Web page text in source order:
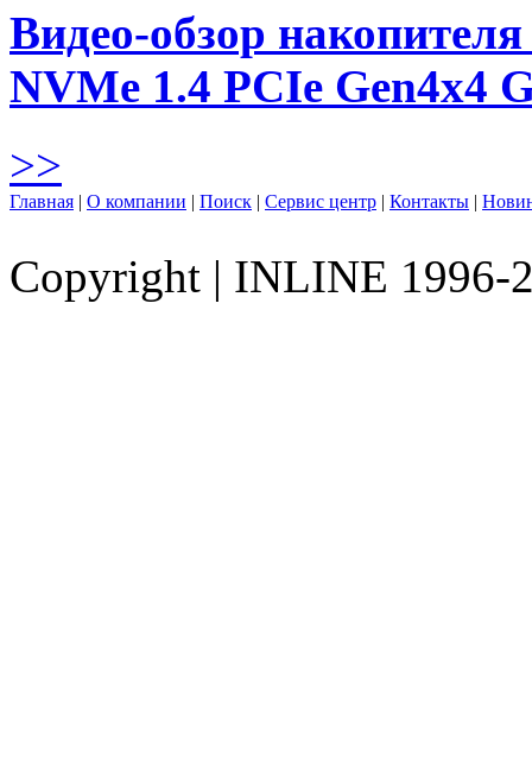
Видео-обзор
NVMe 1.4 PCIe Gen4х4
>>
Главная | О компании | Поиск | Сервис центр | Контакты |
Copyright | INLINE 1996-